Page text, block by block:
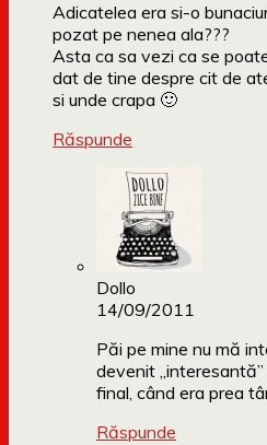
Adicatelea era si-o
pozat pe nenea ala???
Asta ca sa vezi ca se
dat de tine despre cit de
si unde crapa 🙂
Răspunde
Dollo
14/09/2011
Păi pe mine nu mă
devenit
final, când era prea
Răspunde